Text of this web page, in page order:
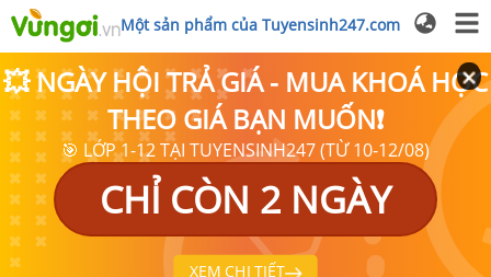
Một sản phẩm của Tuyensinh247.com
💥 NGÀY HỘI TRẢ GIÁ - MUA KHOÁ HỌC
THEO GIÁ BẠN MUỐN❗
🎯 LỚP 1-12 TẠI TUYENSINH247 (TỪ 10-12/08)
CHỈ CÒN 2 NGÀY
XEM CHI TIẾT